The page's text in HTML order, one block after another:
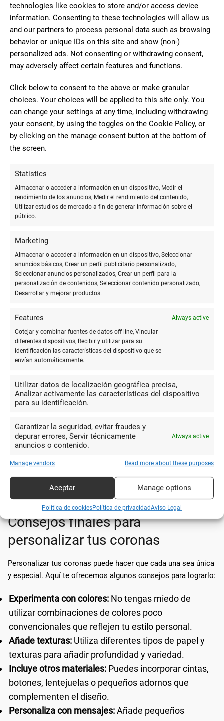
technologies like cookies to store and/or access device
information. Consenting to these technologies will allow us
and our partners to process personal data such as browsing
behavior or unique IDs on this site and show (non-)
personalized ads. Not consenting or withdrawing consent,
may adversely affect certain features and functions.
Click below to consent to the above or make granular
choices. Your choices will be applied to this site only. You
can change your settings at any time, including withdrawing
your consent, by using the toggles on the Cookie Policy, or
by clicking on the manage consent button at the bottom of
the screen.
Statistics
Almacenar o acceder a información en un dispositivo, Medir el
rendimiento de los anuncios, Medir el rendimiento del contenido,
Utilizar estudios de mercado a fin de generar información sobre el
público.
Marketing
Almacenar o acceder a información en un dispositivo, Seleccionar
anuncios básicos, Crear un perfil publicitario personalizado,
Seleccionar anuncios personalizados, Crear un perfil para la
personalización de contenidos, Seleccionar contenido personalizado,
Desarrollar y mejorar productos.
Features
Always active
Cotejar y combinar fuentes de datos off line, Vincular
diferentes dispositivos, Recibir y utilizar para su
identificación las características del dispositivo que se
envían automáticamente.
Utilizar datos de localización geográfica precisa,
Analizar activamente las características del dispositivo
para su identificación.
Garantizar la seguridad, evitar fraudes y
depurar errores, Servir técnicamente
anuncios o contenido.
Always active
Manage vendors Read more about these purposes
Aceptar Manage options
Política de cookiesPolítica de privacidadAviso Legal
Coronas tridimensionales
Crear una corona tridimensional puede aportar un nivel
adicional de sofisticación a tu decoración. Este tipo de
coronas puede incluir elementos como pliegues y capas que
una:
Materiales necesarios
Necesitarás los siguientes materiales:
Base circular de alambre o cartulina
Pistola de pegamento caliente
Tijeras
Paso a paso
Sigue estos pasos para crear una corona tridimensional:
Prepara el papel:Corta el papel en tiras largas
y anchas.
Pliega las tiras en forma de
acordeón y ajústalas para crear formas
tridimensionales como abanicos o pompones.
Ensambla:Pega cada una de estas formas
y disposiciones para un efecto dinámico.
queden espacios vacíos pegando trozos más
pequeños de papel o complementando con
El resultado final es una corona de gran impacto visual que
sin duda llamará la atención.
Consejos finales para
personalizar tus coronas
Personalizar tus coronas puede hacer que cada una sea única
y especial. Aquí te ofrecemos algunos consejos para lograrlo:
Experimenta con colores: No tengas miedo de
utilizar combinaciones de colores poco
convencionales que reflejen tu estilo personal.
Añade texturas: Utiliza diferentes tipos de papel y
texturas para añadir profundidad y variedad.
Incluye otros materiales: Puedes incorporar cintas,
botones, lentejuelas o pequeños adornos que
complementen el diseño.
Personaliza con mensajes:Añade pequeños